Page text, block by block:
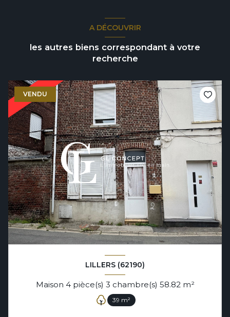
A DÉCOUVRIR
les autres biens correspondant à votre
recherche
VENDU
LILLERS (62190)
Maison 4 pièce(s) 3 chambre(s) 58.82 m²
39 m²